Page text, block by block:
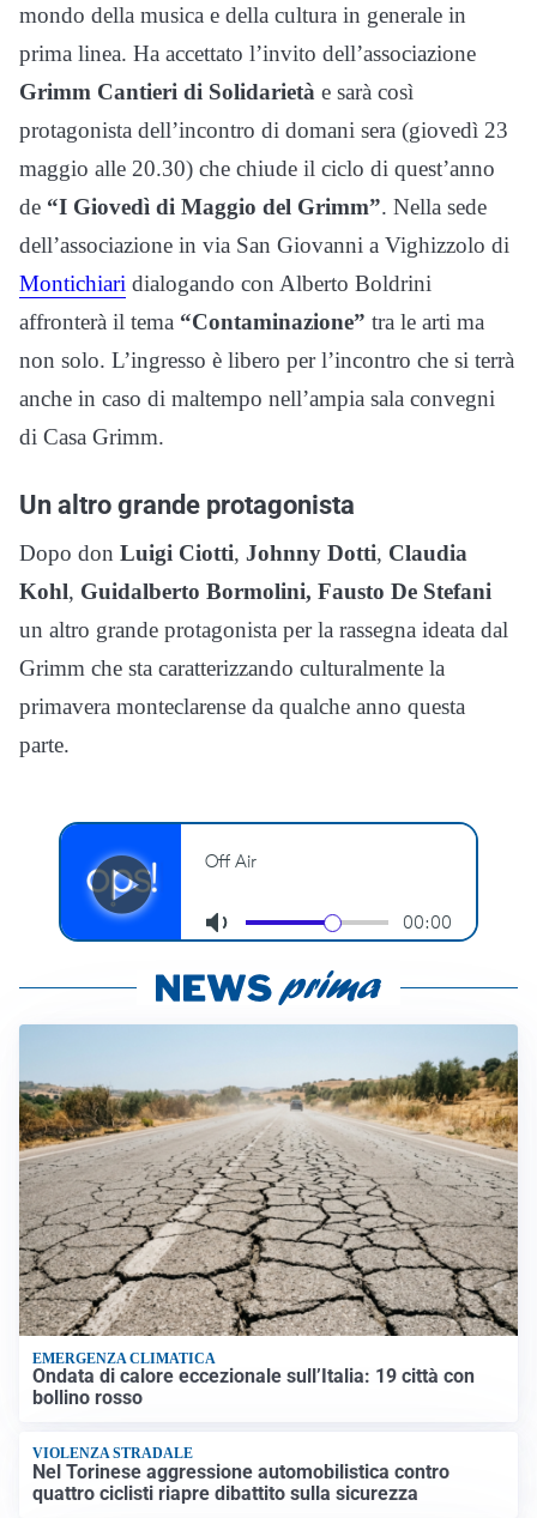
mondo della musica e della cultura in generale in
prima linea. Ha accettato l’invito dell’associazione
Grimm Cantieri di Solidarietà e sarà così
protagonista dell’incontro di domani sera (giovedì 23
maggio alle 20.30) che chiude il ciclo di quest’anno
de “I Giovedì di Maggio del Grimm”. Nella sede
dell’associazione in via San Giovanni a Vighizzolo di
Montichiari dialogando con Alberto Boldrini
affronterà il tema “Contaminazione” tra le arti ma
non solo. L’ingresso è libero per l’incontro che si terrà
anche in caso di maltempo nell’ampia sala convegni
di Casa Grimm.
Un altro grande protagonista
Dopo don Luigi Ciotti, Johnny Dotti, Claudia
Kohl, Guidalberto Bormolini, Fausto De Stefani
un altro grande protagonista per la rassegna ideata dal
Grimm che sta caratterizzando culturalmente la
primavera monteclarense da qualche anno questa
parte.
EMERGENZA CLIMATICA
Ondata di calore eccezionale sull’Italia: 19 città con
bollino rosso
VIOLENZA STRADALE
Nel Torinese aggressione automobilistica contro
quattro ciclisti riapre dibattito sulla sicurezza